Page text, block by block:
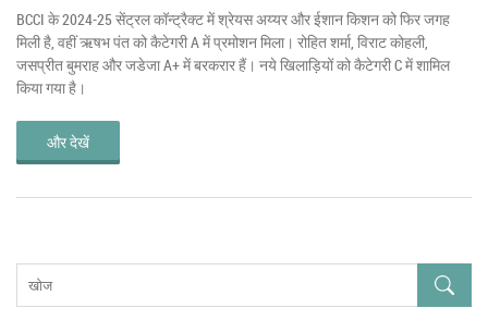
BCCI के 2024-25 सेंट्रल कॉन्ट्रैक्ट में श्रेयस अय्यर और ईशान किशन को फिर जगह
मिली है, वहीं ऋषभ पंत को कैटेगरी A में प्रमोशन मिला। रोहित शर्मा, विराट कोहली,
जसप्रीत बुमराह और जडेजा A+ में बरकरार हैं। नये खिलाड़ियों को कैटेगरी C में शामिल
किया गया है।
और देखें